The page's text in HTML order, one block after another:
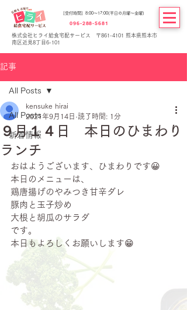
[受付時間] 8:00～17:00(平日の月曜～金曜)
096-288-5681
株式会社ヒライ給食宅配サービス 〒861-4101 熊本県熊本市
南区近見8丁目6-101
記事
All Posts
新着情報
All Posts
９月１４日 本日のひまわり
ランチ
kensuke hirai
2021年9月14日 読了時間: 1分
おはようございます、ひまわりです😀
本日のメニューは、
鶏唐揚げのやみつき甘辛ダレ
豚肉と玉子炒め
大根と胡瓜のサラダ
です。
本日もよろしくお願いします😁